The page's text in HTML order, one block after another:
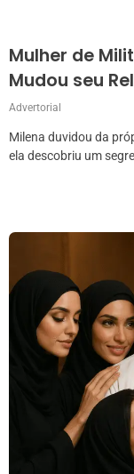
Mulher de
Mudou seu
Advertorial
Milena duvidou da
ela descobriu um